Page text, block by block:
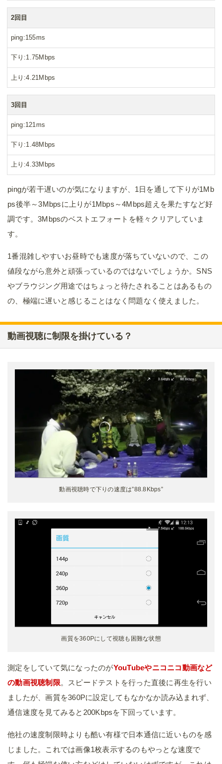
2回目
ping 155ms
下り 1.75Mbps
上り 4.21Mbps
3回目
ping 121ms
下り 1.48Mbps
上り 4.33Mbps
pingが若干遅いのが気になりますが、1日を通して下りが1Mb
ps後半～3Mbpsに上りが1Mbps～4Mbps超えを果たすなど好
調です。3Mbpsのベストエフォートを軽々クリアしていま
す。
1番混雑しやすいお昼時でも速度が落ちていないので、この
値段ながら意外と頑張っているのではないでしょうか。SNS
やブラウジング用途ではちょっと待たされることはあるもの
の、極端に遅いと感じることはなく問題なく使えました。
動画視聴に制限を掛けている？
動画視聴時で下りの速度は”88.8Kbps”
画質を360Pにして視聴も困難な状態
測定をしていて気になったのがYouTubeやニコニコ動画など
の動画視聴制限。スピードテストを行った直後に再生を行い
ましたが、画質を360Pに設定してもなかなか読み込まれず、
通信速度を見てみると200Kbpsを下回っています。
他社の速度制限時よりも酷い有様で日本通信に近いものを感
じました。これでは画像1枚表示するのもやっとな速度で